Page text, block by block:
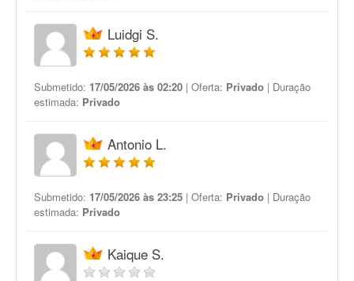
Luidgi S.
Submetido: 17/05/2026 às 02:20 | Oferta: Privado | Duração
estimada: Privado
Antonio L.
Submetido: 17/05/2026 às 23:25 | Oferta: Privado | Duração
estimada: Privado
Kaique S.